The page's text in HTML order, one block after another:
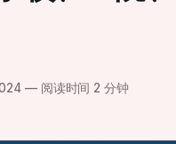
—阅读时间 2 分钟